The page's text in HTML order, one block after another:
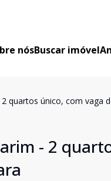
nósBuscar imóvel
quartos único, com vaga
- 2